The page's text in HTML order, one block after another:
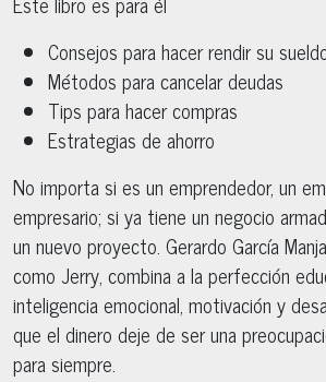
Consejos para hacer rendir su
Métodos para cancelar deudas
Tips para hacer compras
Estrategias de ahorro
No importa si es un emprendedor, un
empresario; si ya tiene un negocio
un nuevo proyecto. Gerardo García
como Jerry, combina a la perfección
inteligencia emocional, motivación y
que el dinero deje de ser una
para siempre.